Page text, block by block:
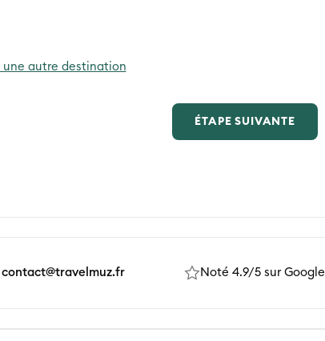
une autre destination
ÉTAPE SUIVANTE
contact@travelmuz.fr Noté 4.9/5 sur Google